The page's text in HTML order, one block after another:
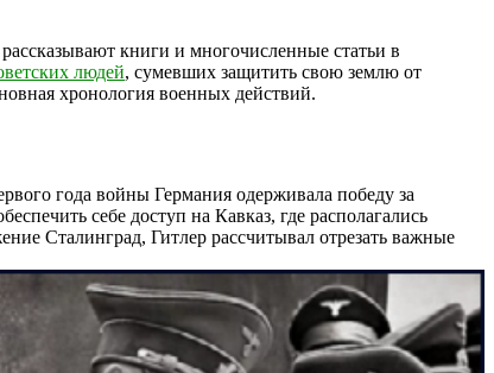
книги и многочисленные статьи в
людей, сумевших защитить свою землю от
хронология военных действий.
года войны Германия одерживала победу за
себе доступ на Кавказ, где располагались
Сталинград, Гитлер рассчитывал отрезать важные